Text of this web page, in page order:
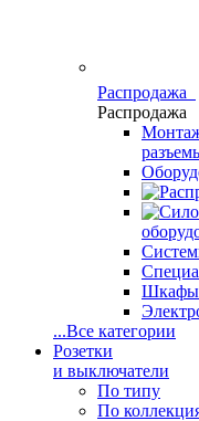
Распродажа
Распродажа
Шкафы
...Все категории
Розетки
и выключатели
По типу
По